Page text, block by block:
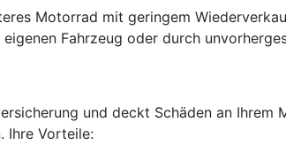
Motorrad mit geringem
Fahrzeug oder durch
und deckt Schäden an Ihrem
Ihre Vorteile: